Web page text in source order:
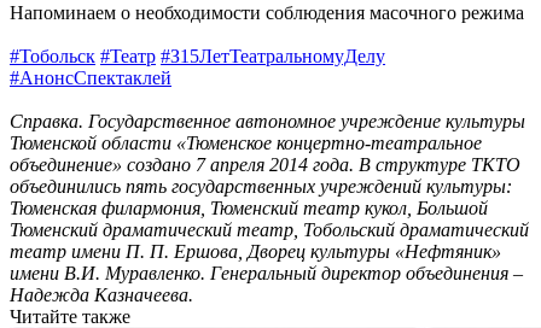
Напоминаем о необходимости соблюдения масочного режима
#Тобольск #Театр #З15ЛетТеатральномуДелу
#АнонсСпектаклей
Справка. Государственное автономное учреждение культуры
Тюменской области «Тюменское концертно-театральное
объединение» создано 7 апреля 2014 года. В структуре ТКТО
объединились пять государственных учреждений культуры:
Тюменская филармония, Тюменский театр кукол, Большой
Тюменский драматический театр, Тобольский драматический
театр имени П. П. Ершова, Дворец культуры «Нефтяник»
имени В.И. Муравленко. Генеральный директор объединения –
Надежда Казначеева.
Читайте также